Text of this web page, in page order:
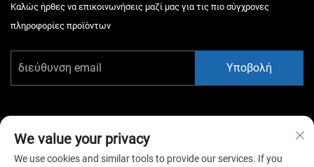
Καλώς ήρθες να επικοινωνήσεις μαζί μας για τις πιο σύγχρονες
πληροφορίες προϊόντων
Υποβολή
Πνευματικά δικαιώματα © 2026 China Guangzhou Xiaotongyao
We value your privacy
We use cookies and similar tools to provide our services. If you